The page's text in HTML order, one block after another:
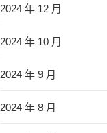
2024 年 12 月
2024 年 10 月
2024 年 9 月
2024 年 8 月